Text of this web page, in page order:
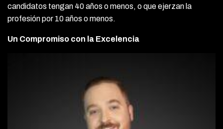
candidatos tengan 40 años o menos, o que ejerzan la
profesión por 10 años o menos.
Un Compromiso con la Excelencia